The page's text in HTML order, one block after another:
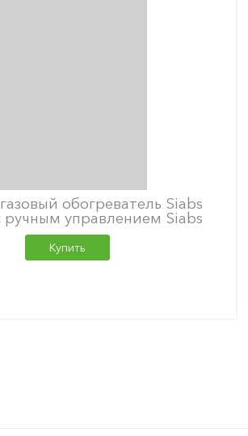
обогреватель Siabs
ручным управлением Siabs
Купить